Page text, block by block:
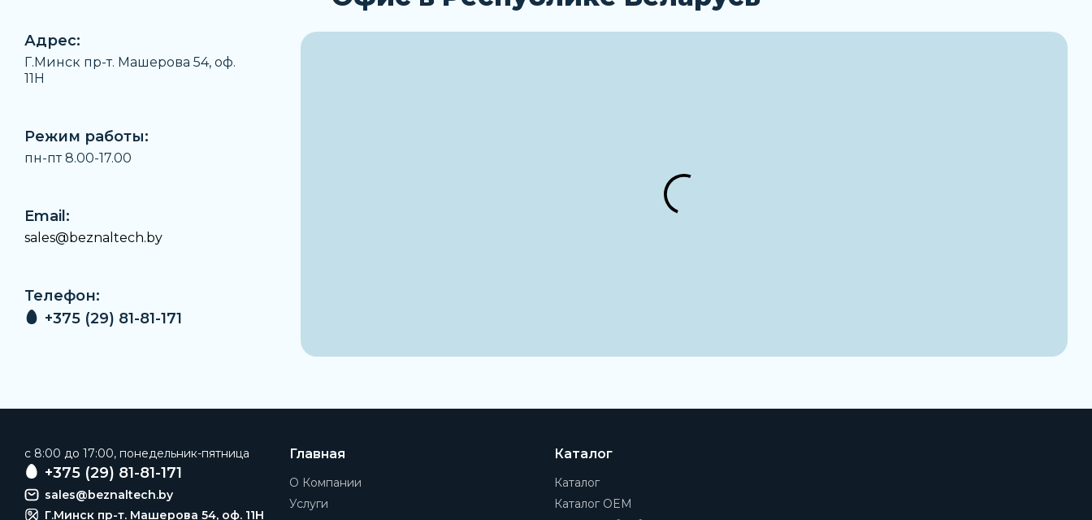
Адрес:
Г.Минск пр-т. Машерова 54, оф.
11H
Режим работы:
пн-пт 8.00-17.00
Email:
sales@beznaltech.by
Телефон:
+375 (29) 81-81-171
c 8:00 до 17:00, понедельник-пятница
+375 (29) 81-81-171
sales@beznaltech.by
Г.Минск пр-т. Машерова 54, оф. 11H
Главная
О Компании
Услуги
Каталог
Каталог
Каталог OEM